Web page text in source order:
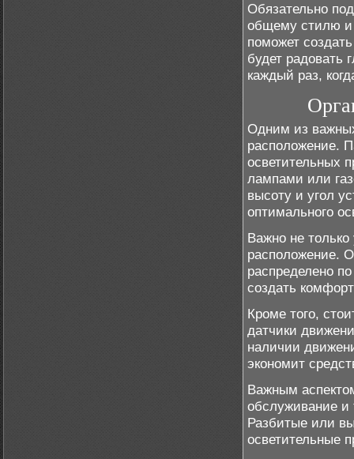
Обязательно
общему стилю и
поможет
будет радовать
каждый раз,
Одним из
расположение.
осветительных
лампами или
высоту и угол
оптимального
Важно не
расположение.
распределено
создать
Кроме того,
датчики
наличии
экономит
Важным
обслуживание и
Разбитые или
осветительные